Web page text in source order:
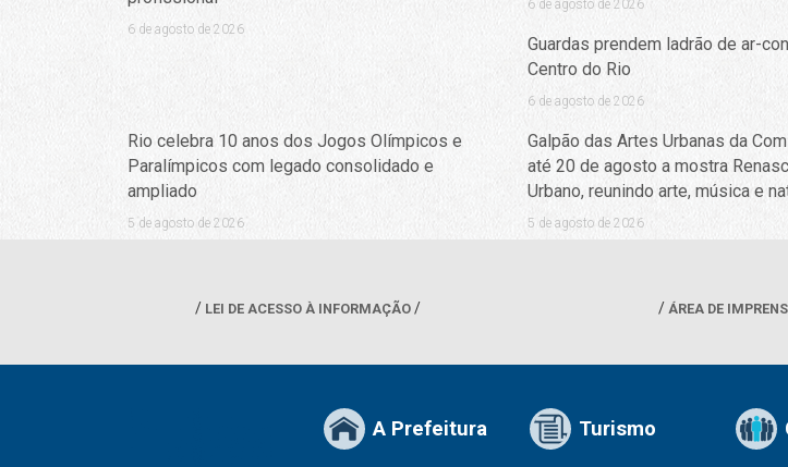
6 de agosto de 2026
6 de agosto de 2026
Guardas prendem ladrão de ar-
Centro do Rio
6 de agosto de 2026
Rio celebra 10 anos dos Jogos Olímpicos e
Paralímpicos com legado consolidado e
ampliado
5 de agosto de 2026
Galpão das Artes Urbanas da
até 20 de agosto a mostra
Urbano, reunindo arte, música e
5 de agosto de 2026
LEI DE ACESSO À INFORMAÇÃO ÁREA DE
A Prefeitura Turismo